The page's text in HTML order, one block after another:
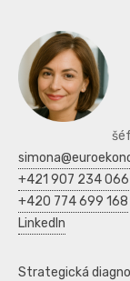
+421 907 234 066
+420 774 699 168
LinkedIn
Strategická